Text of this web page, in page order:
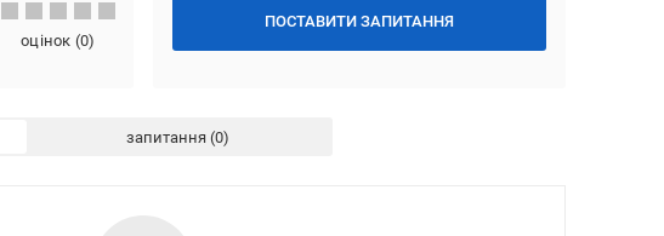
ПОСТАВИТИ ЗАПИТАННЯ
оцінок (0)
запитання